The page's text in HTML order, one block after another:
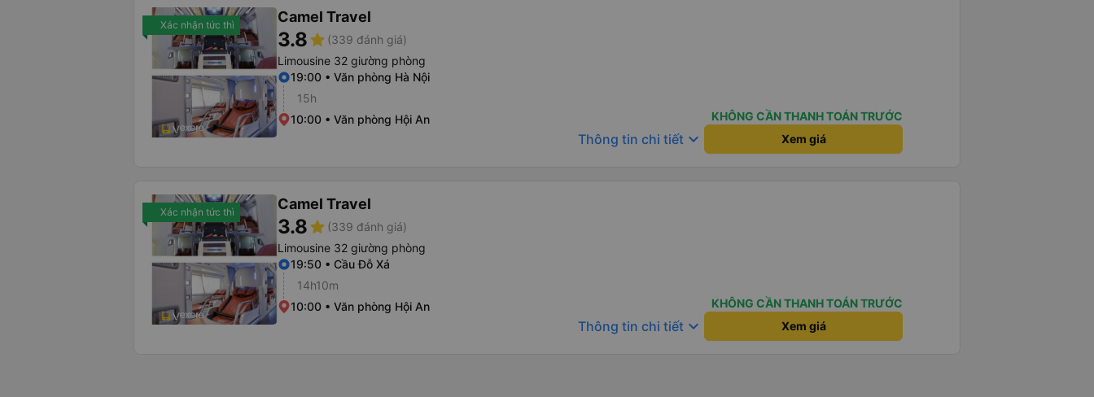
Xác nhận tức thì Camel Travel
3.8star (339 đánh giá)
Limousine 32 giường phòng
19:00 • Văn phòng Hà Nội
15h
10:00 • Văn phòng Hội An
KHÔNG CẦN THANH TOÁN TRƯỚC
Thông tin chi tiết keyboard_arrow_down Xem giá
Xác nhận tức thì Camel Travel
3.8star (339 đánh giá)
Limousine 32 giường phòng
19:50 • Cầu Đỗ Xá
14h10m
10:00 • Văn phòng Hội An
KHÔNG CẦN THANH TOÁN TRƯỚC
Thông tin chi tiết keyboard_arrow_down Xem giá